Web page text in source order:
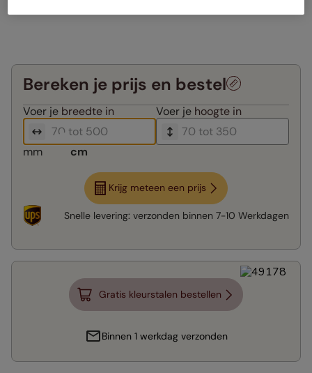
Bereken je prijs en bestel
Voer je breedte in Voer je hoogte in
mm cm
Krijg meteen een prijs
Snelle levering: verzonden binnen 7-10 Werkdagen
Gratis kleurstalen bestellen
Binnen 1 werkdag verzonden